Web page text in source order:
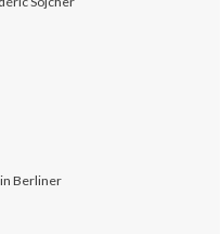
Berliner